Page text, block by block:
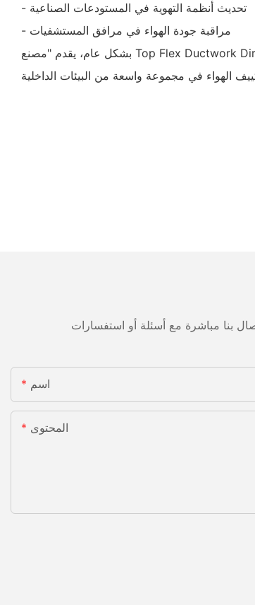
- تحديث أنظمة التهوية في المستودعات الصناعية
- مراقبة جودة الهواء في مرافق المستشفيات
بشكل عام، يقدم "مصنع Top Flex Ductwork Direct Supply" حلاً حديثًا وفعالًا لاحتياجات
اسم
المحتوى